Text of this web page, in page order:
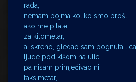
rada,
nemam pojma koliko smo prošli
ako me pitate
za kilometar,
a iskreno, gledao sam pognuta lica
ljude pod kišom na ulici
pa nisam primjećivao ni
taksimetar,